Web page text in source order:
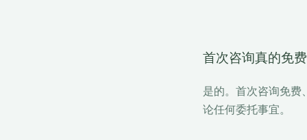
首次咨询真的免
是的。首次咨询免费
论任何委托事宜。